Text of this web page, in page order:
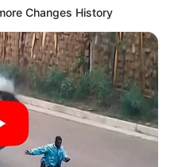
Changes History